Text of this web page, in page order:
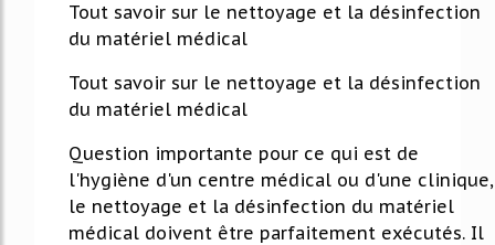
Tout savoir sur le nettoyage et la désinfection
du matériel médical
Tout savoir sur le nettoyage et la désinfection
du matériel médical
Question importante pour ce qui est de
l'hygiène d'un centre médical ou d'une clinique,
le nettoyage et la désinfection du matériel
médical doivent être parfaitement exécutés. Il